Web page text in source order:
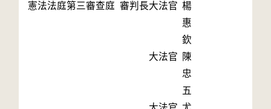
憲法法庭第三審查庭 審判長大法官 楊
惠
欽
大法官
陳
忠
五